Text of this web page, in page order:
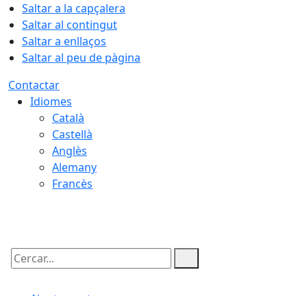
Saltar a la capçalera
Saltar al contingut
Saltar a enllaços
Saltar al peu de pàgina
Contactar
Idiomes
Català
Castellà
Anglès
Alemany
Francès
Cercar: